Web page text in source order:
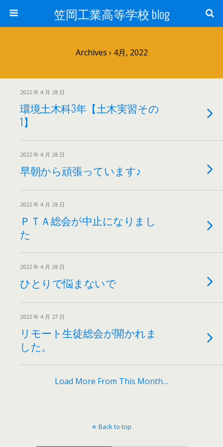
笠岡工業高等学校 blog
Archives › 4月, 2022
2022 年 4 月 28 日
環境土木科3年【土木実習その
1】
2022 年 4 月 28 日
早朝から頑張っています♪
2022 年 4 月 28 日
ＰＴＡ総会が中止になりまし
た
2022 年 4 月 28 日
ひとりで悩まないで
2022 年 4 月 27 日
リモート生徒総会が開かれま
した。
Load More From This Month…
Back to top